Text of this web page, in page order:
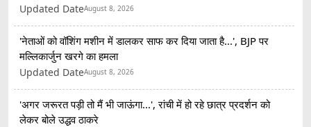
Updated DateAugust 8, 2026
'नेताओं को वॉशिंग मशीन में डालकर साफ कर दिया जाता है...', BJP पर
मल्लिकार्जुन खरगे का हमला
Updated DateAugust 8, 2026
'अगर जरूरत पड़ी तो मैं भी जाऊंगा...', रांची में हो रहे छात्र प्रदर्शन को
लेकर बोले उद्धव ठाकरे